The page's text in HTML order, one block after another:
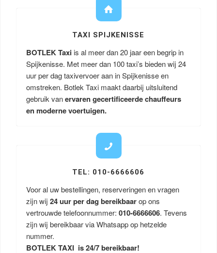
TAXI SPIJKENISSE
BOTLEK Taxi is al meer dan 20 jaar een begrip in
Spijkenisse. Met meer dan 100 taxi’s bieden wij 24
uur per dag taxivervoer aan in Spijkenisse en
omstreken. Botlek Taxi maakt daarbij uitsluitend
gebruik vanervaren gecertificeerde chauffeurs
en moderne voertuigen.
TEL: 010-6666606
Voor al uw bestellingen, reserveringen en vragen
zijn wij 24 uur per dag bereikbaarop ons
vertrouwde telefoonnummer: 010-6666606. Tevens
zijn wij bereikbaar via Whatsapp op hetzelde
nummer.
BOTLEK TAXI is 24/7 bereikbaar!